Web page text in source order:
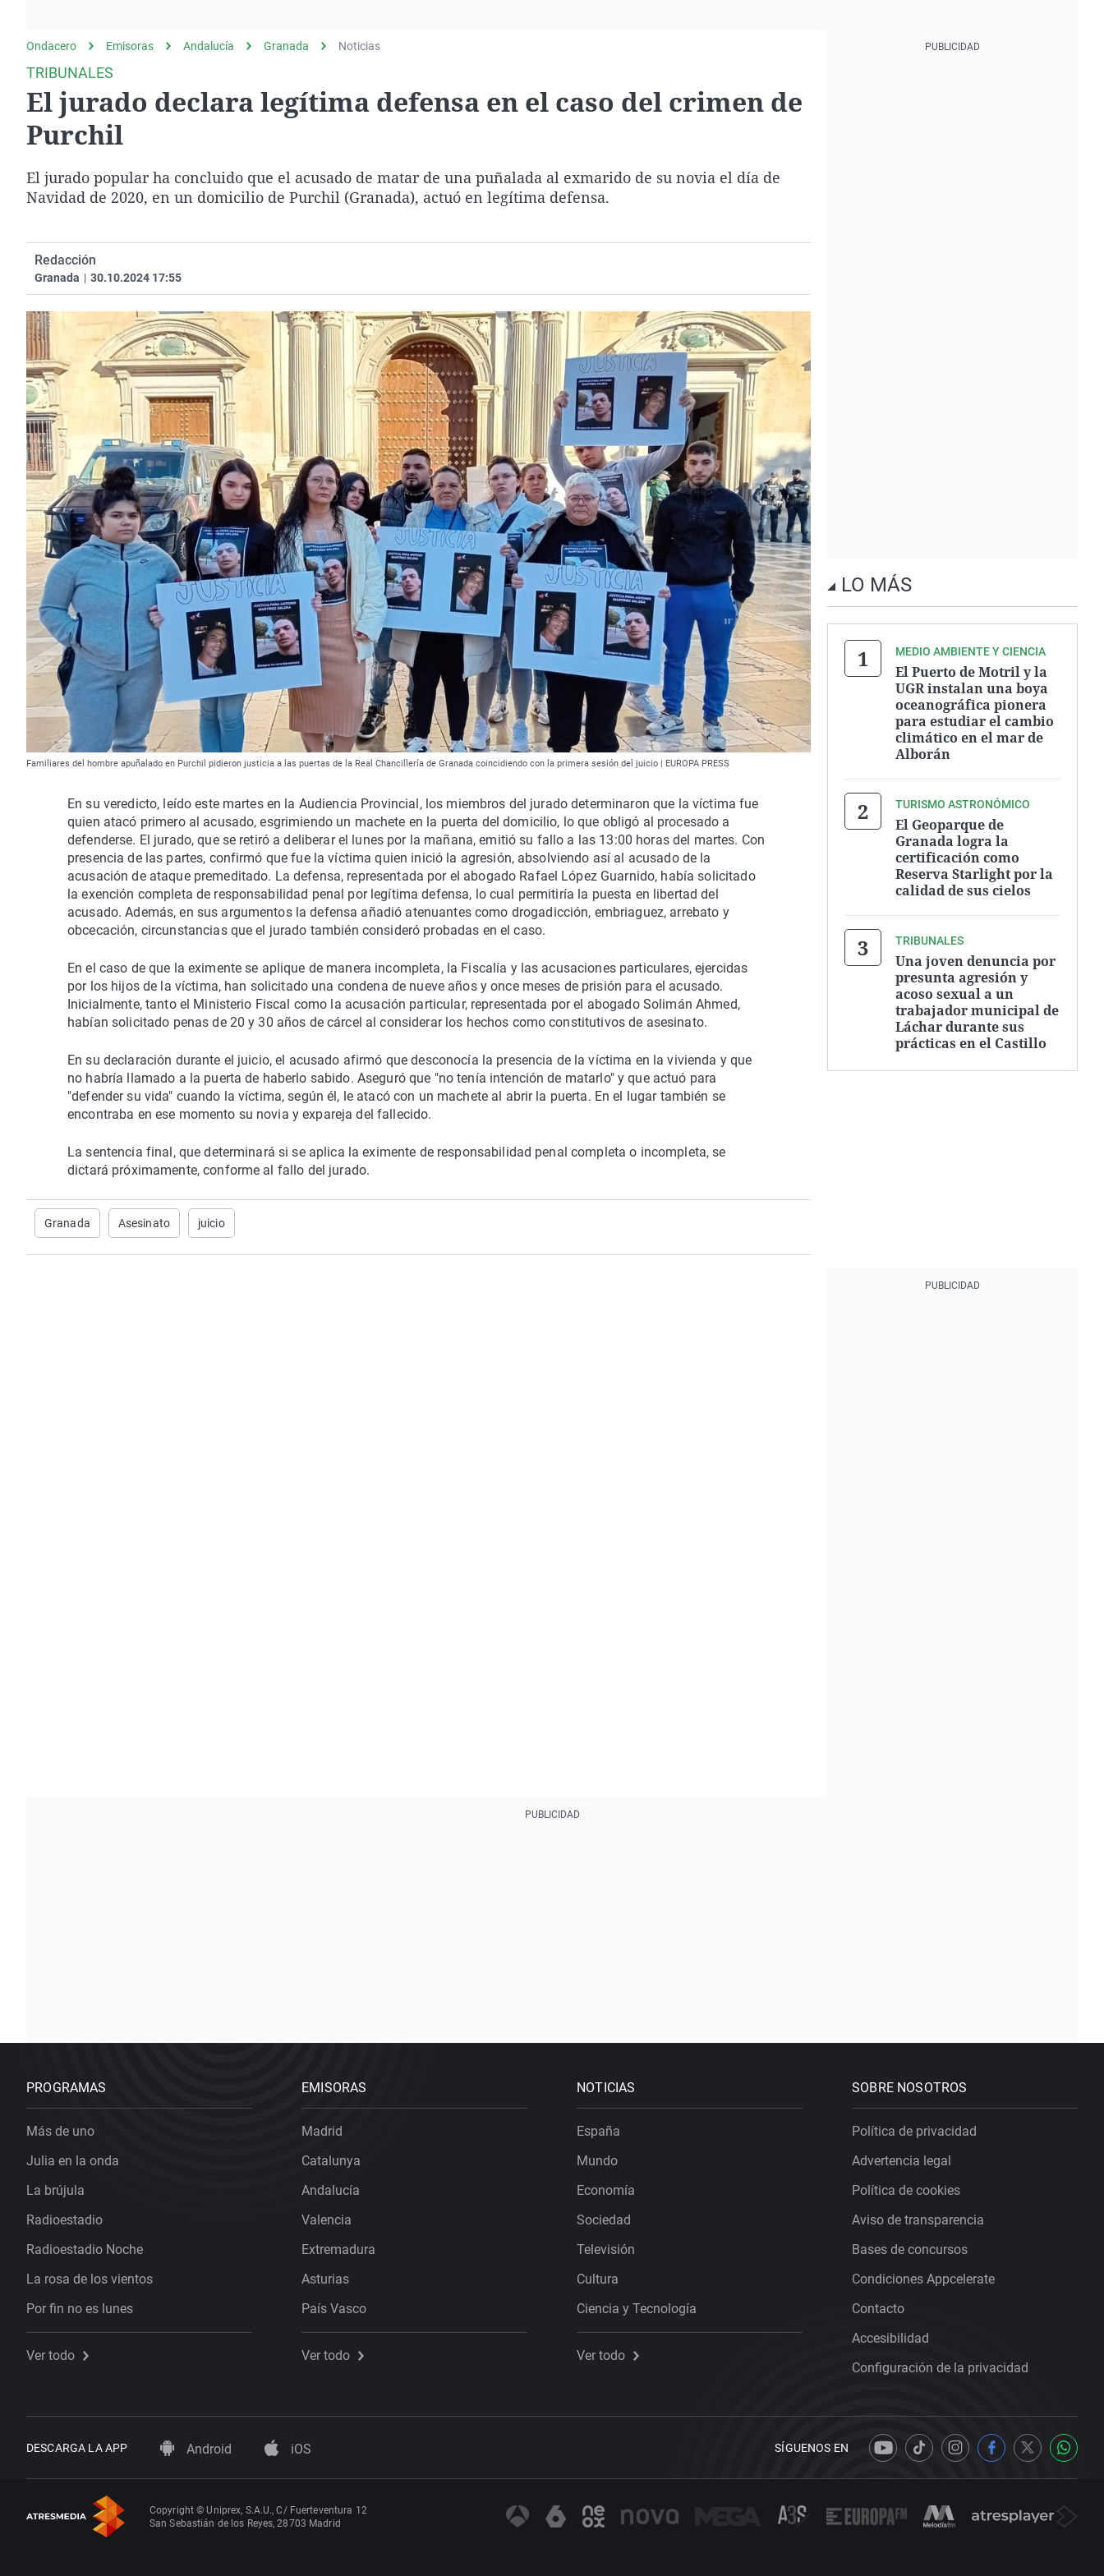
Operación Viuda
Negra
Navarra
País Vasco
Ondacero Emisoras Andalucía Granada Noticias
TRIBUNALES
El jurado declara legítima defensa en el caso del crimen de
Purchil
El jurado popular ha concluido que el acusado de matar de una puñalada al exmarido de su novia el día de
Navidad de 2020, en un domicilio de Purchil (Granada), actuó en legítima defensa.
Redacción
Granada | 30.10.2024 17:55
Familiares del hombre apuñalado en Purchil pidieron justicia a las puertas de la Real Chancillería de Granada coincidiendo con la primera sesión del juicio | EUROPA PRESS
En su veredicto, leído este martes en la Audiencia Provincial, los miembros del jurado determinaron que la víctima fue
quien atacó primero al acusado, esgrimiendo un machete en la puerta del domicilio, lo que obligó al procesado a
defenderse. El jurado, que se retiró a deliberar el lunes por la mañana, emitió su fallo a las 13:00 horas del martes. Con
presencia de las partes, confirmó que fue la víctima quien inició la agresión, absolviendo así al acusado de la
acusación de ataque premeditado. La defensa, representada por el abogado Rafael López Guarnido, había solicitado
la exención completa de responsabilidad penal por legítima defensa, lo cual permitiría la puesta en libertad del
acusado. Además, en sus argumentos la defensa añadió atenuantes como drogadicción, embriaguez, arrebato y
obcecación, circunstancias que el jurado también consideró probadas en el caso.
En el caso de que la eximente se aplique de manera incompleta, la Fiscalía y las acusaciones particulares, ejercidas
por los hijos de la víctima, han solicitado una condena de nueve años y once meses de prisión para el acusado.
Inicialmente, tanto el Ministerio Fiscal como la acusación particular, representada por el abogado Solimán Ahmed,
habían solicitado penas de 20 y 30 años de cárcel al considerar los hechos como constitutivos de asesinato.
En su declaración durante el juicio, el acusado afirmó que desconocía la presencia de la víctima en la vivienda y que
no habría llamado a la puerta de haberlo sabido. Aseguró que "no tenía intención de matarlo" y que actuó para
"defender su vida" cuando la víctima, según él, le atacó con un machete al abrir la puerta. En el lugar también se
encontraba en ese momento su novia y expareja del fallecido.
La sentencia final, que determinará si se aplica la eximente de responsabilidad penal completa o incompleta, se
dictará próximamente, conforme al fallo del jurado.
Granada Asesinato juicio
LO MÁS
MEDIO AMBIENTE Y CIENCIA
El Puerto de Motril y la
UGR instalan una boya
oceanográfica pionera
para estudiar el cambio
climático en el mar de
Alborán
TURISMO ASTRONÓMICO
El Geoparque de
Granada logra la
certificación como
Reserva Starlight por la
calidad de sus cielos
TRIBUNALES
Una joven denuncia por
presunta agresión y
acoso sexual a un
trabajador municipal de
Láchar durante sus
prácticas en el Castillo
PROGRAMAS
Más de uno
Julia en la onda
La brújula
Radioestadio
Radioestadio Noche
La rosa de los vientos
Por fin no es lunes
Ver todo
EMISORAS
Madrid
Catalunya
Andalucía
Valencia
Extremadura
Asturias
País Vasco
Ver todo
NOTICIAS
España
Mundo
Economía
Sociedad
Televisión
Cultura
Ciencia y Tecnología
Ver todo
SOBRE NOSOTROS
Política de privacidad
Advertencia legal
Política de cookies
Aviso de transparencia
Bases de concursos
Condiciones Appcelerate
Contacto
Accesibilidad
Configuración de la privacidad
DESCARGA LA APP Android iOS SÍGUENOS EN
Copyright © Uniprex, S.A.U., C/ Fuerteventura 12
San Sebastián de los Reyes, 28703 Madrid